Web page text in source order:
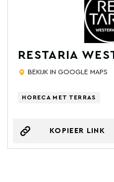
RESTARIA
BEKIJK IN GOOGLE MAPS
HORECA MET TERRAS
KOPIEER LINK